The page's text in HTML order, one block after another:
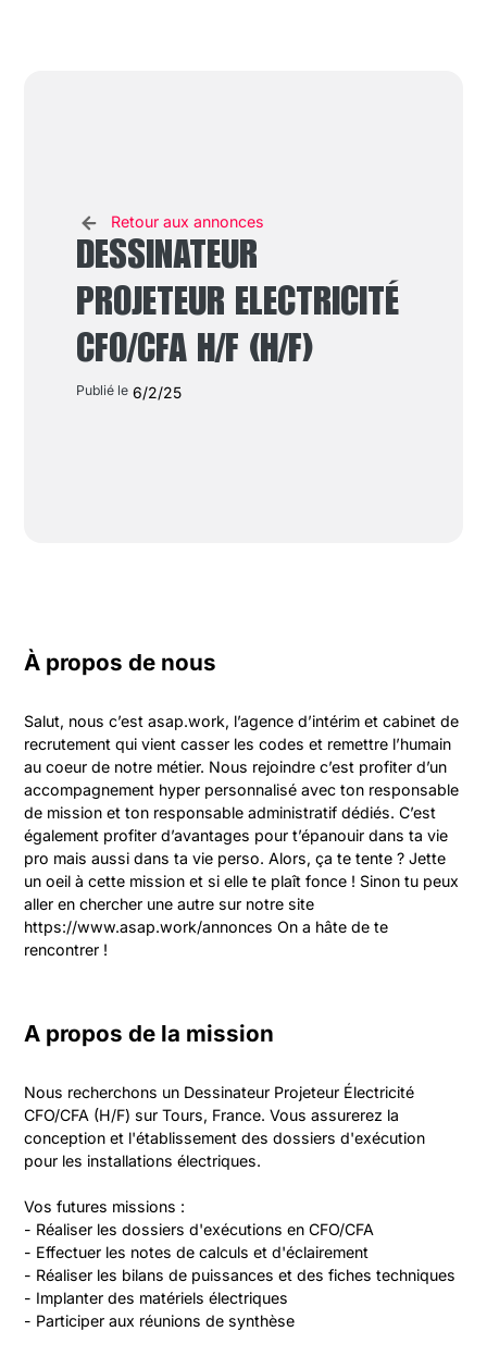
Retour aux annonces
DESSINATEUR
PROJETEUR ELECTRICITÉ
CFO/CFA H/F (H/F)
Publié le 6/2/25
À propos de nous
Salut, nous c’est asap.work, l’agence d’intérim et cabinet de
recrutement qui vient casser les codes et remettre l’humain
au coeur de notre métier. Nous rejoindre c’est profiter d’un
accompagnement hyper personnalisé avec ton responsable
de mission et ton responsable administratif dédiés. C’est
également profiter d’avantages pour t’épanouir dans ta vie
pro mais aussi dans ta vie perso. Alors, ça te tente ? Jette
un oeil à cette mission et si elle te plaît fonce ! Sinon tu peux
aller en chercher une autre sur notre site
https://www.asap.work/annonces On a hâte de te
rencontrer !
A propos de la mission
Nous recherchons un Dessinateur Projeteur Électricité
CFO/CFA (H/F) sur Tours, France. Vous assurerez la
conception et l'établissement des dossiers d'exécution
pour les installations électriques.
Vos futures missions :
- Réaliser les dossiers d'exécutions en CFO/CFA
- Effectuer les notes de calculs et d'éclairement
- Réaliser les bilans de puissances et des fiches techniques
- Implanter des matériels électriques
- Participer aux réunions de synthèse